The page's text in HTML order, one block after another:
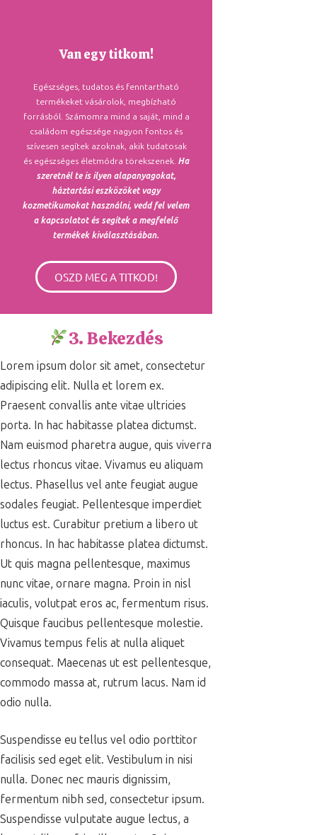
Van egy titkom!
Egészséges, tudatos és fenntartható
termékeket vásárolok, megbízható
forrásból. Számomra mind a saját, mind a
családom egészsége nagyon fontos és
szívesen segítek azoknak, akik tudatosak
és egészséges életmódra törekszenek. Ha
szeretnél te is ilyen alapanyagokat,
háztartási eszközöket vagy
kozmetikumokat használni, vedd fel velem
a kapcsolatot és segítek a megfelelő
termékek kiválasztásában.
OSZD MEG A TITKOD!
3. Bekezdés
Lorem ipsum dolor sit amet, consectetur
adipiscing elit. Nulla et lorem ex.
Praesent convallis ante vitae ultricies
porta. In hac habitasse platea dictumst.
Nam euismod pharetra augue, quis viverra
lectus rhoncus vitae. Vivamus eu aliquam
lectus. Phasellus vel ante feugiat augue
sodales feugiat. Pellentesque imperdiet
luctus est. Curabitur pretium a libero ut
rhoncus. In hac habitasse platea dictumst.
Ut quis magna pellentesque, maximus
nunc vitae, ornare magna. Proin in nisl
iaculis, volutpat eros ac, fermentum risus.
Quisque faucibus pellentesque molestie.
Vivamus tempus felis at nulla aliquet
consequat. Maecenas ut est pellentesque,
commodo massa at, rutrum lacus. Nam id
odio nulla.
Suspendisse eu tellus vel odio porttitor
facilisis sed eget elit. Vestibulum in nisi
nulla. Donec nec mauris dignissim,
fermentum nibh sed, consectetur ipsum.
Suspendisse vulputate augue lectus, a